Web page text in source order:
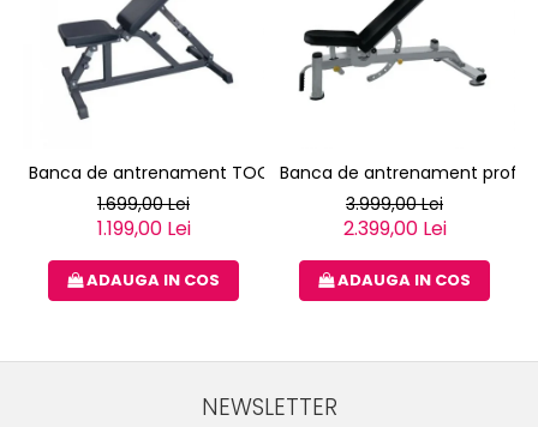
Banca de antrenament TOORX WBX-85
1.699,00 Lei
1.199,00 Lei
ADAUGA IN COS
Banca de antrenament
3.999,00 Lei
2.399,00 Lei
ADAUGA IN COS
NEWSLETTER